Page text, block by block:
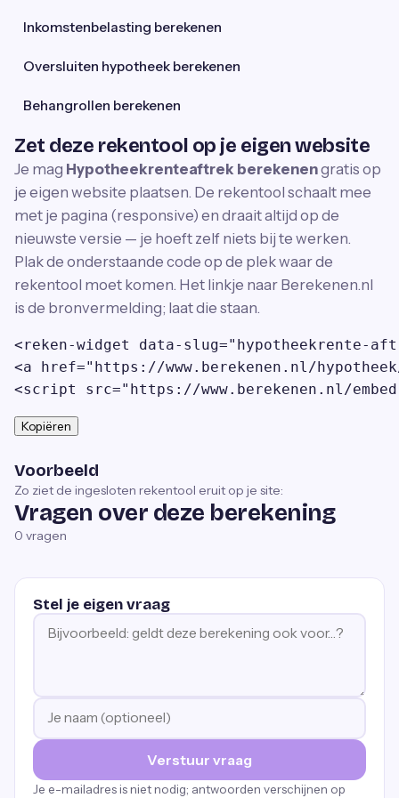
Inkomstenbelasting berekenen
Oversluiten hypotheek berekenen
Behangrollen berekenen
Zet deze rekentool op je eigen website
Je mag Hypotheekrenteaftrek berekenengratis op
je eigen website plaatsen. De rekentool schaalt mee
met je pagina (responsive) en draait altijd op de
nieuwste versie — je hoeft zelf niets bij te werken.
Plak de onderstaande code op de plek waar de
rekentool moet komen. Het linkje naar Berekenen.nl
is de bronvermelding; laat die staan.
<reken-widget data-slug="hypotheekrente-
<a href="https://www.berekenen.nl/
<script src="https://www.berekenen.nl/
Kopiëren
Voorbeeld
Zo ziet de ingesloten rekentool eruit op je site:
Vragen over deze berekening
0 vragen
Stel je eigen vraag
Verstuur vraag
Je e-mailadres is niet nodig; antwoorden verschijnen op